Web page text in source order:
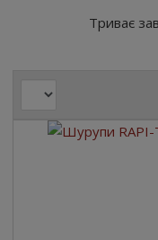
Триває